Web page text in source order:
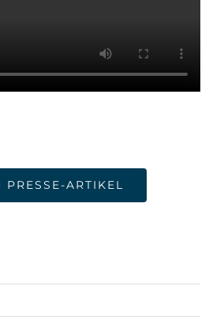
PRESSE-ARTIKEL